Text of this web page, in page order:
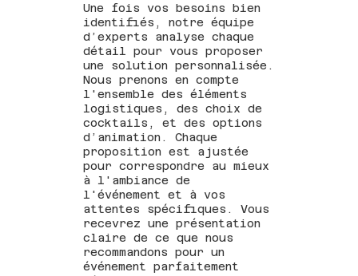
Une fois vos besoins bien
identifiés, notre équipe
d’experts analyse chaque
détail pour vous proposer
une solution personnalisée.
Nous prenons en compte
l'ensemble des éléments
logistiques, des choix de
cocktails, et des options
d’animation. Chaque
proposition est ajustée
pour correspondre au mieux
à l'ambiance de
l'événement et à vos
attentes spécifiques. Vous
recevrez une présentation
claire de ce que nous
recommandons pour un
événement parfaitement